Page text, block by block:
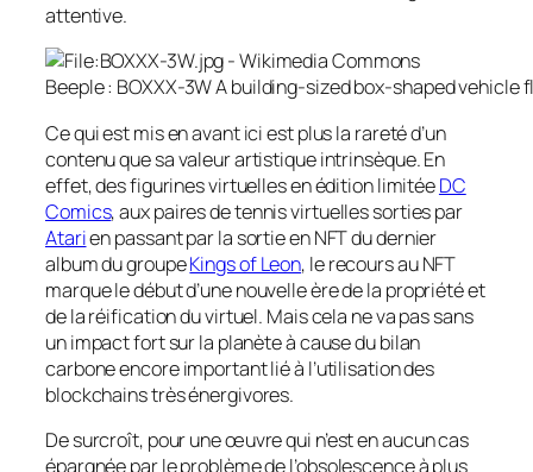
attentive.
Beeple : BOXXX-3W A building-sized box-shaped
Ce qui est mis en avant ici est plus la rareté d’un
contenu que sa valeur artistique intrinsèque. En
effet, des figurines virtuelles en édition limitéeDC
Comics,aux paires de tennis virtuelles sorties par
Atarien passant par la sortie en NFT du dernier
album dugroupeKings of Leon, le recours au NFT
marque le début d’une nouvelle ère de la propriété et
de la réificationdu virtuel. Mais cela ne va pas sans
un impact fort sur la planète à cause du bilan
carbone encore important lié à l’utilisation des
blockchains trèsénergivores.
De surcroît, pour une œuvre qui n’est en aucun cas
épargnée par le problème de l’obsolescence à plus